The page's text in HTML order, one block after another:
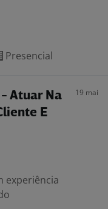
Presencial
Atuar Na
E
19 mai
experiência